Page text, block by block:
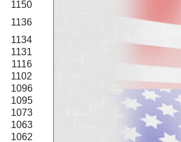
1150
1136
1134
1131
1116
1102
1096
1095
1073
1063
1062